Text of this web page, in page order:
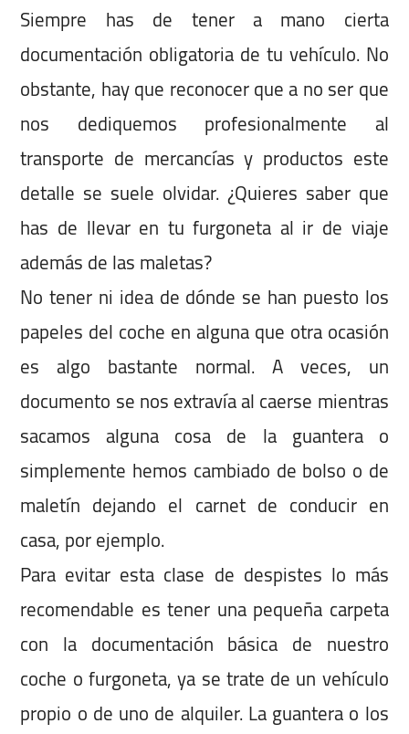
Siempre has de tener a mano cierta
documentación obligatoria de tu vehículo. No
obstante, hay que reconocer que a no ser que
nos dediquemos profesionalmente al
transporte de mercancías y productos este
detalle se suele olvidar. ¿Quieres saber que
has de llevar en tu furgoneta al ir de viaje
además de las maletas?
No tener ni idea de dónde se han puesto los
papeles del coche en alguna que otra ocasión
es algo bastante normal. A veces, un
documento se nos extravía al caerse mientras
sacamos alguna cosa de la guantera o
simplemente hemos cambiado de bolso o de
maletín dejando el carnet de conducir en
casa, por ejemplo.
Para evitar esta clase de despistes lo más
recomendable es tener una pequeña carpeta
con la documentación básica de nuestro
coche o furgoneta, ya se trate de un vehículo
propio o de uno de alquiler. La guantera o los